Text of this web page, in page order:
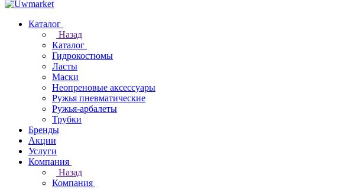
Каталог
Назад
Каталог
Гидрокостюмы
Ласты
Маски
Неопреновые аксессуары
Ружья пневматические
Ружья-арбалеты
Трубки
Бренды
Акции
Услуги
Компания
Назад
Компания